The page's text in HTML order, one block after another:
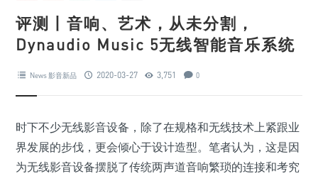
评测丨音响、艺术，从未分割，
Dynaudio Music 5无线智能音乐系统
News 影音新品 2020-03-27 3,751 0
时下不少无线影音设备，除了在规格和无线技术上紧跟业
界发展的步伐，更会倾心于设计造型。笔者认为，这是因
为无线影音设备摆脱了传统两声道音响繁琐的连接和考究